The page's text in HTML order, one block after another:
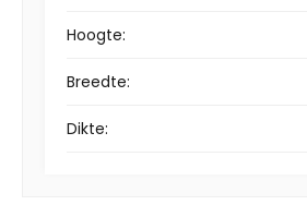
Hoogte:
Breedte:
Dikte: